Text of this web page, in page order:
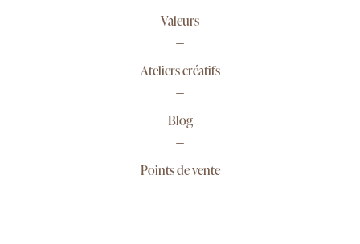
Valeurs
Ateliers créatifs
Blog
Points de vente